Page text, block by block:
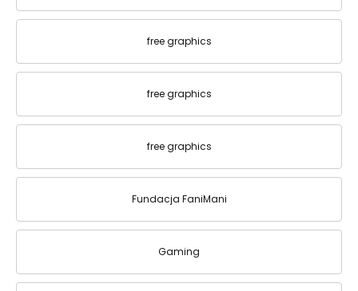
free graphics
free graphics
free graphics
Fundacja FaniMani
Gaming